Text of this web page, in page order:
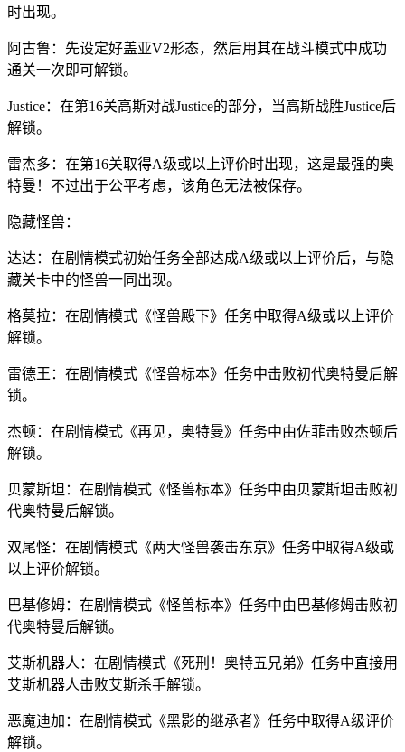
时出现。
阿古鲁：先设定好盖亚V2形态，然后用其在战斗模式中成功
通关一次即可解锁。
Justice：在第16关高斯对战Justice的部分，当高斯战胜Justice后
解锁。
雷杰多：在第16关取得A级或以上评价时出现，这是最强的奥
特曼！不过出于公平考虑，该角色无法被保存。
隐藏怪兽：
达达：在剧情模式初始任务全部达成A级或以上评价后，与隐
藏关卡中的怪兽一同出现。
格莫拉：在剧情模式《怪兽殿下》任务中取得A级或以上评价
解锁。
雷德王：在剧情模式《怪兽标本》任务中击败初代奥特曼后解
锁。
杰顿：在剧情模式《再见，奥特曼》任务中由佐菲击败杰顿后
解锁。
贝蒙斯坦：在剧情模式《怪兽标本》任务中由贝蒙斯坦击败初
代奥特曼后解锁。
双尾怪：在剧情模式《两大怪兽袭击东京》任务中取得A级或
以上评价解锁。
巴基修姆：在剧情模式《怪兽标本》任务中由巴基修姆击败初
代奥特曼后解锁。
艾斯机器人：在剧情模式《死刑！奥特五兄弟》任务中直接用
艾斯机器人击败艾斯杀手解锁。
恶魔迪加：在剧情模式《黑影的继承者》任务中取得A级评价
解锁。